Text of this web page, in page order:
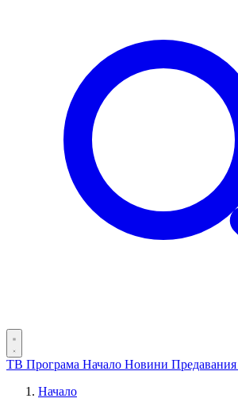
ТВ Програма Начало Новини Предавания
Начало